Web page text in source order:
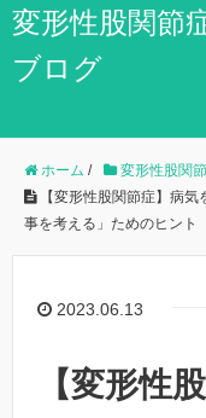
変形性股関節
ブログ
ホーム / 変形性股関
【変形性股関節症】病気
事を考える」ためのヒント
2023.06.13
【変形性